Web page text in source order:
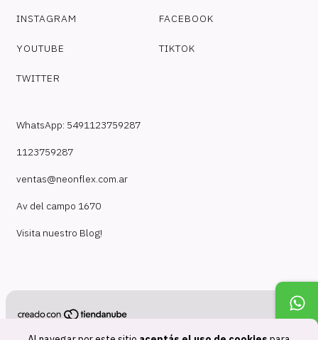
INSTAGRAM FACEBOOK
YOUTUBE TIKTOK
TWITTER
WhatsApp: 5491123759287
1123759287
ventas@neonflex.com.ar
Av del campo 1670
Visita nuestro Blog!
Copyright NeonFlex - 30718210824 - 2026. Todos los derechos